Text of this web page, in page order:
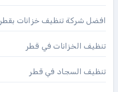
افضل شركة تنظيف خزانات بقطر
تنظيف الخزانات في قطر
تنظيف السجاد في قطر